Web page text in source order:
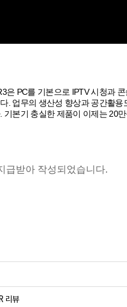
PC를 기본으로 IPTV 시청과
. 업무의 생산성 향상과 공간활
본기 충실한 제품이 이제는 20
급받아 작성되었습니다.
리뷰